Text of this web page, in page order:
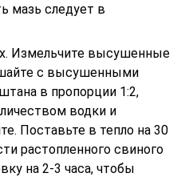
мазь следует в
Измельчите высушенные
с высушенными
в пропорции 1:2,
водки и
Поставьте в тепло на 30
растопленного свиного
на 2-3 часа, чтобы